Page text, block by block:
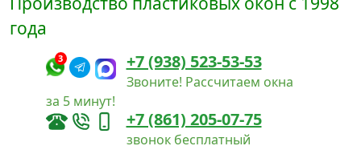
года
3 +7 (938) 523-53-53
Звоните! Рассчитаем окна
за 5 минут!
+7 (861) 205-07-75
звонок бесплатный